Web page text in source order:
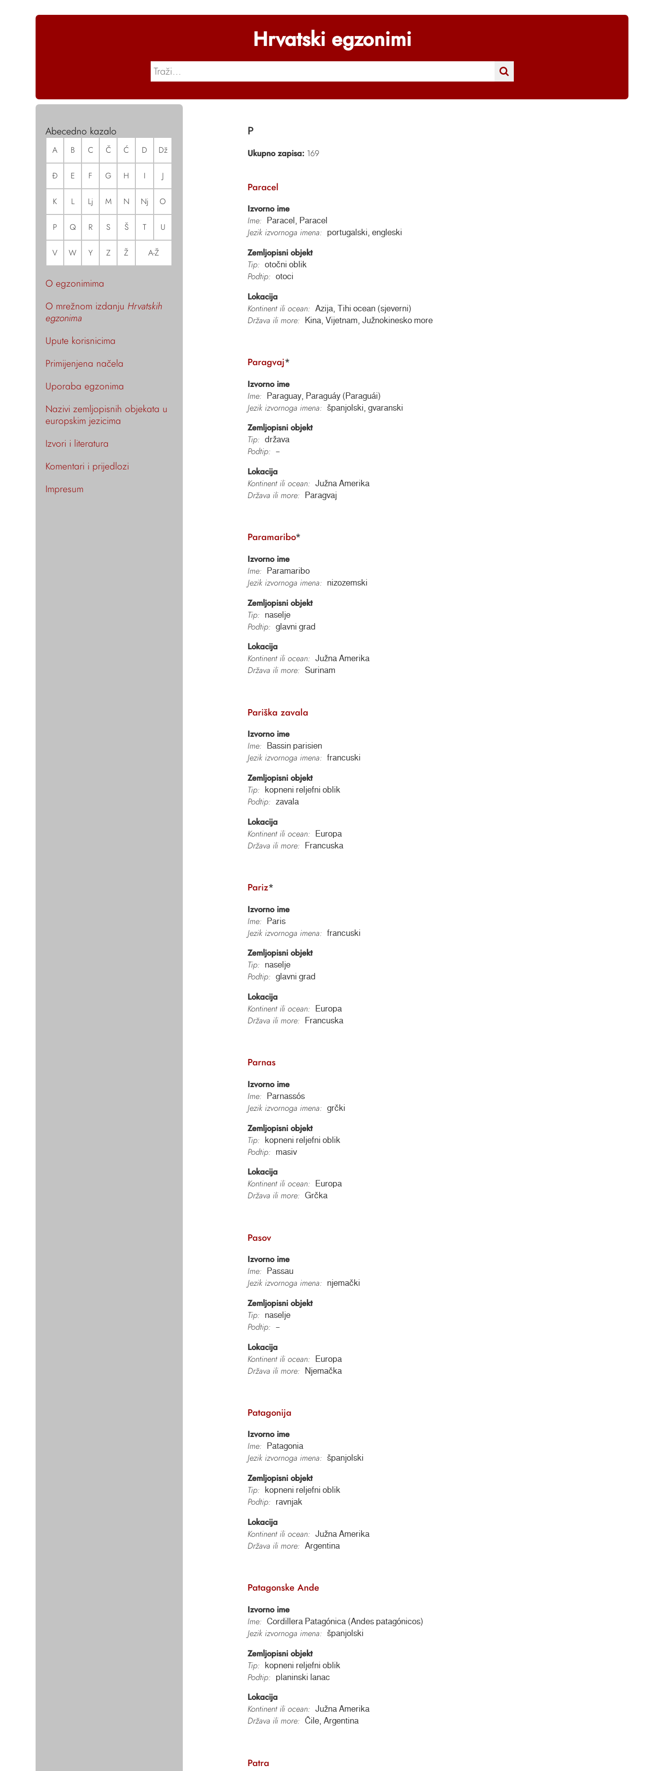
Hrvatski egzonimi
Abecedno kazalo
A B C Č Ć D Dž
Đ E F G H I J
K L Lj M N Nj O
P Q R S Š T U
V W Y Z Ž A-Ž
O egzonimima
O mrežnom izdanju Hrvatskih
egzonima
Upute korisnicima
Primijenjena načela
Uporaba egzonima
Nazivi zemljopisnih objekata u
europskim jezicima
Izvori i literatura
Komentari i prijedlozi
Impresum
P
Ukupno zapisa:169
Paracel
Izvorno ime
Ime:
Paracel, Paracel
Jezik izvornoga imena: portugalski, engleski
Zemljopisni objekt
Tip:
otočni oblik
Podtip: otoci
Lokacija
Kontinent ili ocean:
Azija, Tihi ocean (sjeverni)
Država ili more: Kina, Vijetnam, Južnokinesko more
Paragvaj*
Izvorno ime
Ime:
Paraguay, Paraguáy (Paraguái)
Jezik izvornoga imena: španjolski, gvaranski
Zemljopisni objekt
Tip:
država
Podtip: –
Lokacija
Kontinent ili ocean:
Južna Amerika
Država ili more: Paragvaj
Paramaribo*
Izvorno ime
Ime:
Paramaribo
Jezik izvornoga imena: nizozemski
Zemljopisni objekt
Tip:
naselje
Podtip: glavni grad
Lokacija
Kontinent ili ocean:
Južna Amerika
Država ili more: Surinam
Pariška zavala
Izvorno ime
Ime:
Bassin parisien
Jezik izvornoga imena: francuski
Zemljopisni objekt
Tip:
kopneni reljefni oblik
Podtip: zavala
Lokacija
Kontinent ili ocean:
Europa
Država ili more: Francuska
Pariz*
Izvorno ime
Ime:
Paris
Jezik izvornoga imena: francuski
Zemljopisni objekt
Tip:
naselje
Podtip: glavni grad
Lokacija
Kontinent ili ocean:
Europa
Država ili more: Francuska
Parnas
Izvorno ime
Ime:
Parnassós
Jezik izvornoga imena: grčki
Zemljopisni objekt
Tip:
kopneni reljefni oblik
Podtip: masiv
Lokacija
Kontinent ili ocean:
Europa
Država ili more: Grčka
Pasov
Izvorno ime
Ime:
Passau
Jezik izvornoga imena: njemački
Zemljopisni objekt
Tip:
naselje
Podtip: –
Lokacija
Kontinent ili ocean:
Europa
Država ili more: Njemačka
Patagonija
Izvorno ime
Ime:
Patagonia
Jezik izvornoga imena: španjolski
Zemljopisni objekt
Tip:
kopneni reljefni oblik
Podtip: ravnjak
Lokacija
Kontinent ili ocean:
Južna Amerika
Država ili more: Argentina
Patagonske Ande
Izvorno ime
Ime:
Cordillera Patagónica (Andes patagónicos)
Jezik izvornoga imena: španjolski
Zemljopisni objekt
Tip:
kopneni reljefni oblik
Podtip: planinski lanac
Lokacija
Kontinent ili ocean:
Južna Amerika
Država ili more: Čile, Argentina
Patra